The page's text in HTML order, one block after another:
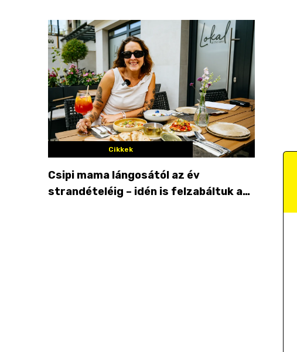
Cikkek
Csipi mama lángosától az év
strandételéig – idén is felzabáltuk a